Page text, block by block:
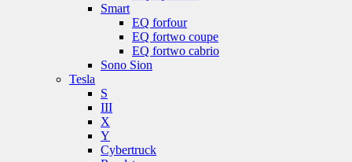
Smart
EQ forfour
EQ fortwo coupe
EQ fortwo cabrio
Sono Sion
Tesla
S
III
X
Y
Cybertruck